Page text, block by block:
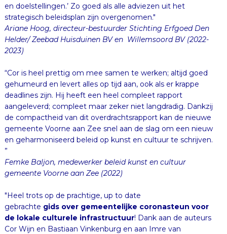
en doelstellingen.’ Zo goed als alle adviezen uit het
strategisch beleidsplan zijn overgenomen."
Ariane Hoog, directeur-bestuurder Stichting Erfgoed Den
Helder/ Zeebad Huisduinen BV en Willemsoord BV (2022-
2023)
“Cor is heel prettig om mee samen te werken; altijd goed
gehumeurd en levert alles op tijd aan, ook als er krappe
deadlines zijn. Hij heeft een heel compleet rapport
aangeleverd; compleet maar zeker niet langdradig. Dankzij
de compactheid van dit overdrachtsrapport kan de nieuwe
gemeente Voorne aan Zee snel aan de slag om een nieuw
en geharmoniseerd beleid op kunst en cultuur te schrijven.
”
Femke Baljon, medewerker beleid kunst en cultuur
gemeente Voorne aan Zee (2022)
"Heel trots op de prachtige, up to date
gebrachte gids over gemeentelijke coronasteun voor
de lokale culturele infrastructuur! Dank aan de auteurs
Cor Wijn en Bastiaan Vinkenburg en aan Imre van